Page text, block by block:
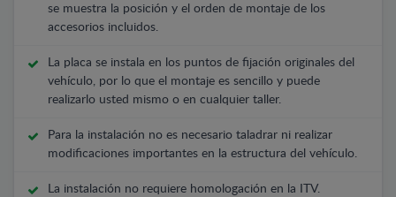
se muestra la posición y el orden de montaje de los
accesorios incluidos.
La placa se instala en los puntos de fijación originales del
vehículo, por lo que el montaje es sencillo y puede
realizarlo usted mismo o en cualquier taller.
Para la instalación no es necesario taladrar ni realizar
modificaciones importantes en la estructura del vehículo.
La instalación no requiere homologación en la ITV.